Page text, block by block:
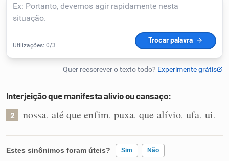
Detector de IA
Humanizador de IA
Cata-letras
Conexões
Caça-palavras
Interjeição que manifesta alívio ou cansaço:
2 nossa, até que enfim, puxa, que alívio, ufa, ui.
Estes sinônimos foram úteis? Sim Não